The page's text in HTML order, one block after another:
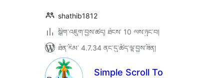
shathib1812
སྒྲིག་འཇུག་བྱས་ཚད། ཐེངས་ 10 ལས་ཉུང་བ།
ཐོན་རིམ་ 4.7.34 ནང་དུ་ཚོད་ལྟ་བྱས་ཟིན།
Simple Scroll To